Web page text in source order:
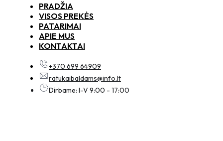
PRADŽIA
VISOS PREKĖS
PATARIMAI
APIE MUS
KONTAKTAI
+370 699 64909
ratukaibaldams@info.lt
Dirbame: I-V 9:00 - 17:00